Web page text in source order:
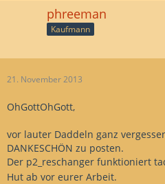
phreeman
Kaufmann
21. November 2013
OhGottOhGott,
vor lauter Daddeln ganz
DANKESCHÖN zu posten.
Der p2_reschanger funktioniert
Hut ab vor eurer Arbeit.